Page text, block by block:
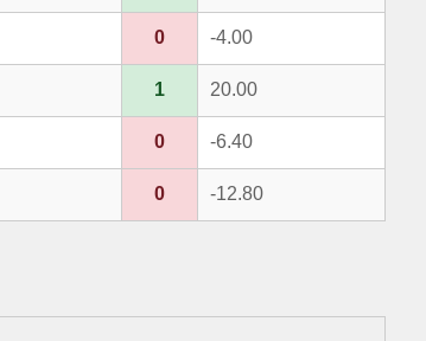
0 -4.00
1 20.00
0 -6.40
0 -12.80